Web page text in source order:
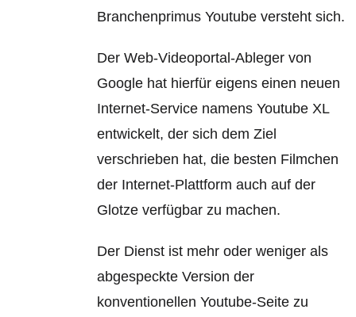
Branchenprimus Youtube versteht sich.
Der Web-Videoportal-Ableger von
Google hat hierfür eigens einen neuen
Internet-Service namens Youtube XL
entwickelt, der sich dem Ziel
verschrieben hat, die besten Filmchen
der Internet-Plattform auch auf der
Glotze verfügbar zu machen.
Der Dienst ist mehr oder weniger als
abgespeckte Version der
konventionellen Youtube-Seite zu